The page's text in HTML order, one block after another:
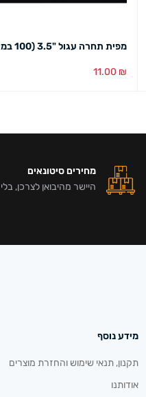
מפית תחרה עגול "3.5 (100 במארז)
11.00 ₪
מחירים סיטונאים
היישר מהיבואן לצרכן, בלי
מידע נוסף
תקנון, תנאי שימוש והחזרת מוצרים
אודותנו